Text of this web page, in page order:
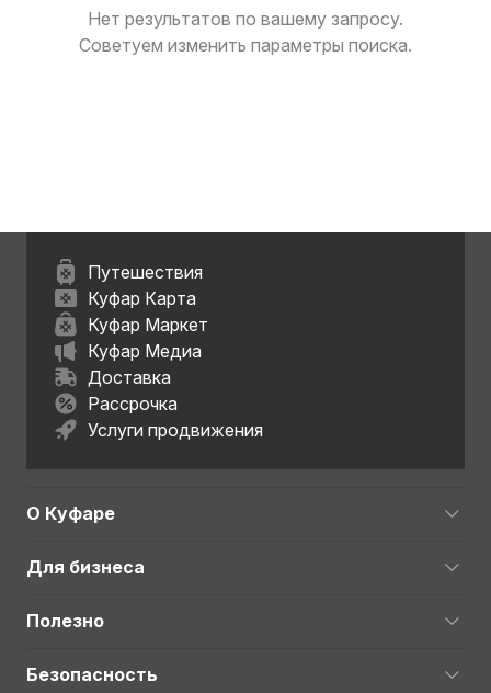
Нет результатов по вашему запросу.
Советуем изменить параметры поиска.
Путешествия
Куфар Карта
Куфар Маркет
Куфар Медиа
Доставка
Рассрочка
Услуги продвижения
О Куфаре
Для бизнеса
Полезно
Безопасность